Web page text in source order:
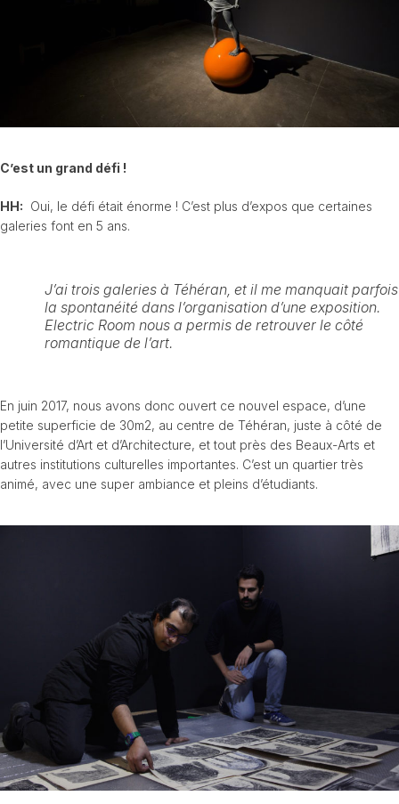
C’est un grand défi !
HH: Oui, le défi était énorme ! C’est plus d’expos que certaines
galeries font en 5 ans.
J’ai trois galeries à Téhéran, et il me manquait parfois
la spontanéité dans l’organisation d’une exposition.
Electric Room nous a permis de retrouver le côté
romantique de l’art.
En juin 2017, nous avons donc ouvert ce nouvel espace, d’une
petite superficie de 30m2, au centre de Téhéran, juste à côté de
l’Université d’Art et d’Architecture, et tout près des Beaux-Arts et
autres institutions culturelles importantes. C’est un quartier très
animé, avec une super ambiance et pleins d’étudiants.